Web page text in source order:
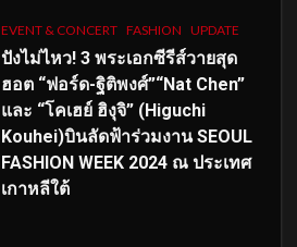
EVENT & CONCERT FASHION UPDATE
ปังไม่ไหว! 3 พระเอกซีรีส์วายสุด
ฮอต “ฟอร์ด-ฐิติพงศ์”“Nat Chen”
และ “โคเฮย์ ฮิงุจิ” (Higuchi
Kouhei)บินลัดฟ้าร่วมงาน SEOUL
FASHION WEEK 2024 ณ ประเทศ
เกาหลีใต้